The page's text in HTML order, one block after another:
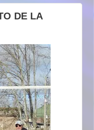
DE LA